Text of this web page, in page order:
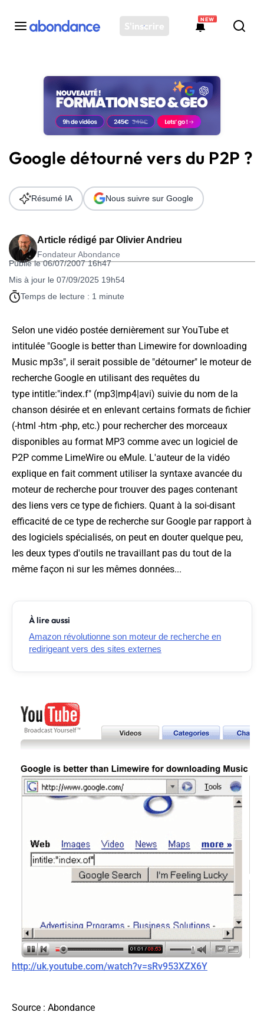
S'inscrire
NEW
Toutes les actus
Actus SEO
Plateforme
Solutions
Ressources
Audit SEO
Google détourné vers du P2P ?
Article rédigé par Olivier Andrieu
Fondateur Abondance
Publié le 06/07/2007 16h47
Mis à jour le 07/09/2025 19h54
Temps de lecture : 1 minute
Résumé IA Nous suivre sur Google
Selon une vidéo postée dernièrement sur YouTube et
intitulée "Google is better than Limewire for downloading
Music mp3s", il serait possible de "détourner" le moteur de
recherche Google en utilisant des requêtes du
type intitle:"index.f" (mp3|mp4|avi) suivie du nom de la
chanson désirée et en enlevant certains formats de fichier
(-html -htm -php, etc.) pour rechercher des morceaux
disponibles au format MP3 comme avec un logiciel de
P2P comme LimeWire ou eMule. L'auteur de la vidéo
explique en fait comment utiliser la syntaxe avancée du
moteur de recherche pour trouver des pages contenant
des liens vers ce type de fichiers. Quant à la soi-disant
efficacité de ce type de recherche sur Google par rapport à
des logiciels spécialisés, on peut en douter quelque peu,
les deux types d'outils ne travaillant pas du tout de la
même façon ni sur les mêmes données...
À lire aussi
Amazon révolutionne son moteur de recherche en
redirigeant vers des sites externes
http://uk.youtube.com/watch?v=sRv953XZX6Y
Source : Abondance